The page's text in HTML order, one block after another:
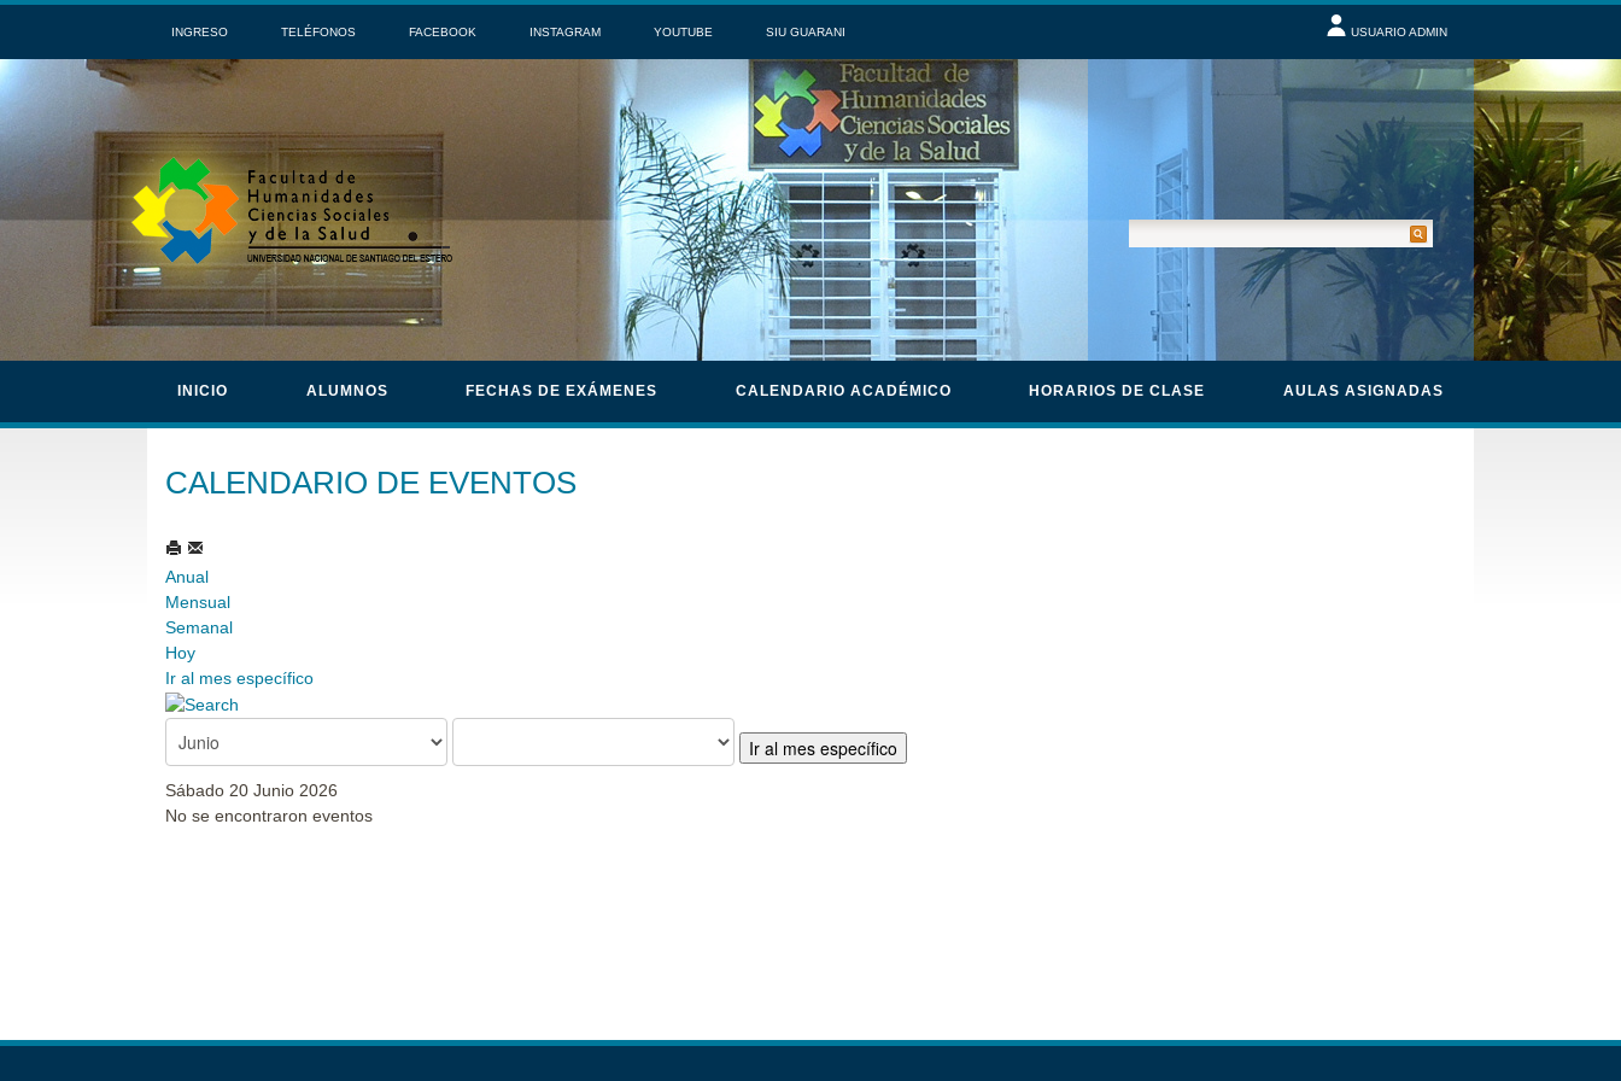
INGRESO TELÉFONOS FACEBOOK INSTAGRAM YOUTUBE SIU GUARANI USUARIO ADMIN
INICIO ALUMNOS FECHAS DE EXÁMENES CALENDARIO ACADÉMICO HORARIOS DE CLASE AULAS ASIGNADAS
CALENDARIO DE EVENTOS
Anual
Mensual
Semanal
Hoy
Ir al mes específico
Ir al mes específico
Sábado 20 Junio 2026
No se encontraron eventos